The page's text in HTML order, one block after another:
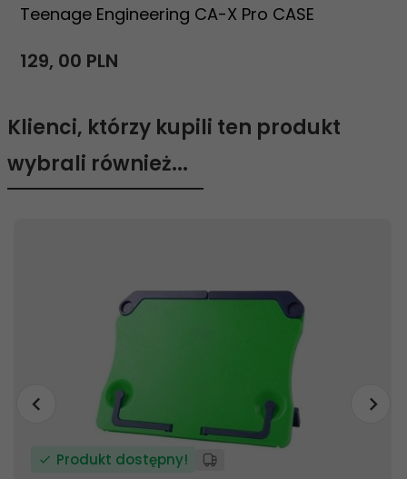
Teenage Engineering CA-X Pro CASE
129, 00 PLN
Klienci, którzy kupili ten produkt
wybrali również...
Produkt dostępny!